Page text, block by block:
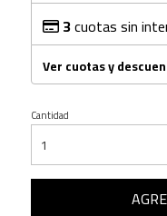
3cuotas sin
Ver cuotas y
Cantidad